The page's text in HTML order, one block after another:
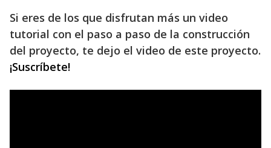
Si eres de los que disfrutan más un video
tutorial con el paso a paso de la construcción
del proyecto, te dejo el video de este proyecto.
¡Suscríbete!